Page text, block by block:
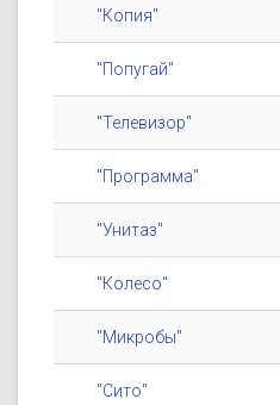
"Копия"
"Попугай"
"Телевизор"
"Программа"
"Унитаз"
"Колесо"
"Микробы"
"Сито"